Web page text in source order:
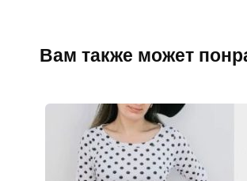
Вам также может